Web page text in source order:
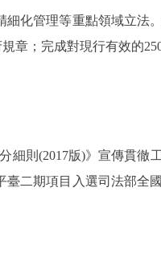
化管理等重點領域立法
章；完成對現行有效的
則(2017版)》宣傳貫徹
二期項目入選司法部全